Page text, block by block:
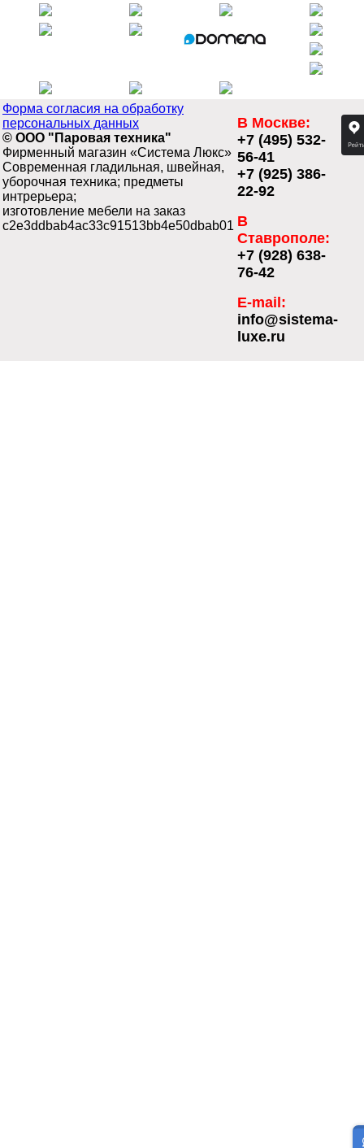
Форма согласия на обработку
персональных данных
© ООО "Паровая техника"
Фирменный магазин «Система Люкс»
Современная гладильная, швейная,
уборочная техника; предметы
интрерьера;
изготовление мебели на заказ
c2e3ddbab4ac33c91513bb4e50dbab01
В Москве:
+7 (495) 532-
56-41
+7 (925) 386-
22-92
В
Ставрополе:
+7 (928) 638-
76-42
E-mail:
info@sistema-
luxe.ru